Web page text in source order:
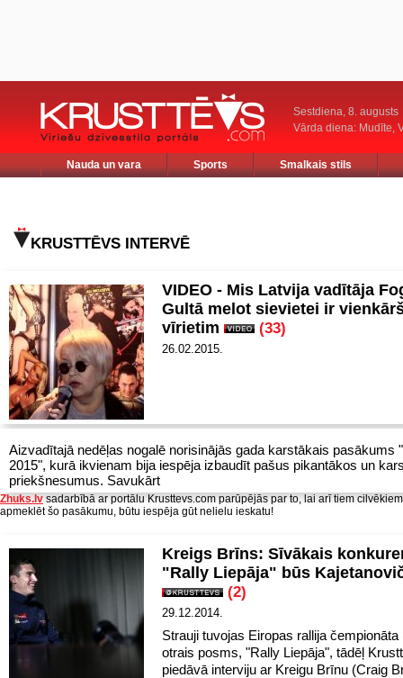
Sestdiena, 8. augusts
Vārda diena: Mudīte,
Nauda un vara Sports Smalkais stils
KRUSTTĒVS INTERVĒ
VIDEO - Mis Latvija vadītāja
Gultā melot sievietei ir
vīrietim
(33)
26.02.2015.
Aizvadītajā nedēļas nogalē norisinājās gada karstākais pasākums
2015", kurā ikvienam bija iespēja izbaudīt pašus pikantākos un
priekšnesumus. Savukārt
Zhuks.lvsadarbībā ar portālu Krusttevs.com parūpējās par to, lai arī tiem
apmeklēt šo pasākumu, būtu iespēja gūt nelielu ieskatu!
Kreigs Brīns: Sīvākais
"Rally Liepāja" būs
(2)
29.12.2014.
Strauji tuvojas Eiropas rallija čempionāta
otrais posms, "Rally Liepāja", tādēļ
piedāvā interviju ar Kreigu Brīnu (Craig